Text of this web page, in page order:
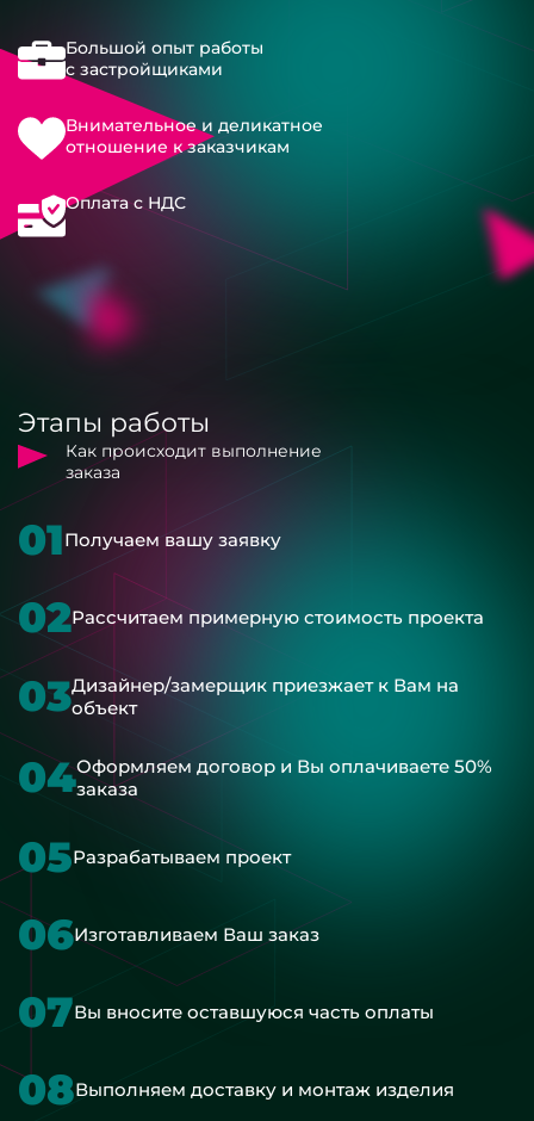
Большой опыт работы
с застройщиками
Внимательное и деликатное
отношение к заказчикам
Оплата с НДС
Этапы работы
Как происходит выполнение
заказа
01Получаем вашу заявку
02Рассчитаем примерную стоимость проекта
03Дизайнер/замерщик приезжает к Вам на
объект
04Оформляем договор и Вы оплачиваете 50%
заказа
05Разрабатываем проект
06Изготавливаем Ваш заказ
07Вы вносите оставшуюся часть оплаты
08Выполняем доставку и монтаж изделия